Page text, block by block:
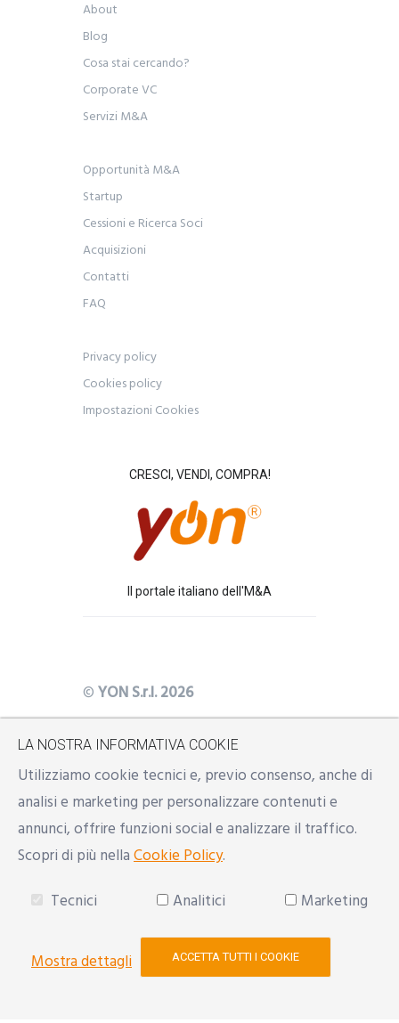
About
Blog
Cosa stai cercando?
Corporate VC
Servizi M&A
Opportunità M&A
Startup
Cessioni e Ricerca Soci
Acquisizioni
Contatti
FAQ
Privacy policy
Cookies policy
Impostazioni Cookies
CRESCI, VENDI, COMPRA!
Il portale italiano dell'M&A
©YON S.r.l. 2026
Sede legale: Modena, Via Natalia
Ginzburg n. 34 - 41123
Uffici: Modena, Reggio Emilia,
Milano
Mail:info@yon.it
290154
Developed with♥byReindal
YBS
LA NOSTRA INFORMATIVA COOKIE
Utilizziamo cookie tecnici e, previo consenso, anche di
analisi e marketing per personalizzare contenuti e
annunci, offrire funzioni social e analizzare il traffico.
Scopri di più nella Cookie Policy.
Tecnici Analitici Marketing
Mostra dettagli ACCETTA TUTTI I COOKIE